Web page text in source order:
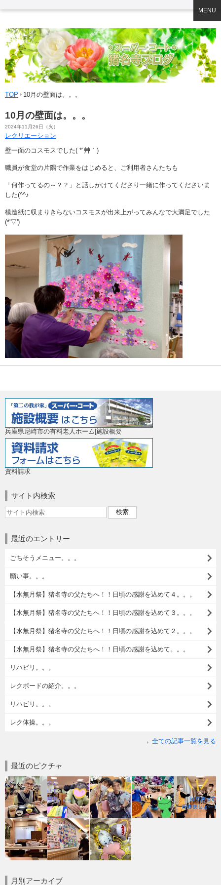
MENU
TOP 10月の壁面は。。。
10月の壁面は。。。
2024年11月26日（火）
レクリエーション
壁一面のコスモスでした( *´艸｀)
職員が食堂の片隅で作業をはじめると、ご利用者さんたちも
「何作ってるの～？？」と話しかけてくださり一緒に作ってくださいま
した(^^♪
模造紙に収まりきらないコスモスが出来上がってみんなで大満足でした
(*'▽')
兵庫県尼崎市の有料老人ホーム|施設概要
資料請求
サイト内検索
最近のエントリー
ごちそうメニュー。。。
願い事。。。
【水無月祭】猪名寺の父たちへ！！日頃の感謝を込めて４。。。
【水無月祭】猪名寺の父たちへ！！日頃の感謝を込めて３。。。
【水無月祭】猪名寺の父たちへ！！日頃の感謝を込めて２。。。
【水無月祭】猪名寺の父たちへ！！日頃の感謝を込めて。。。
リハビリ。。。
レクボードの紹介。。。
リハビリ。。。
レク体操。。。
全ての記事一覧を見る
最近のピクチャ
月別アーカイブ